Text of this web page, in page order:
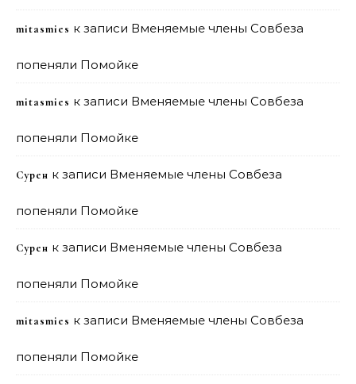
mitasmies к записи Вменяемые члены Совбеза
попеняли Помойке
mitasmies к записи Вменяемые члены Совбеза
попеняли Помойке
Сурен к записи Вменяемые члены Совбеза
попеняли Помойке
Сурен к записи Вменяемые члены Совбеза
попеняли Помойке
mitasmies к записи Вменяемые члены Совбеза
попеняли Помойке